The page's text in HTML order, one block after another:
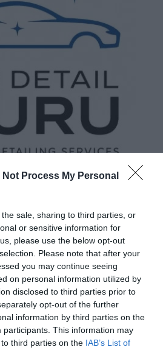
Not Process My Personal
sale, sharing to third parties, or
or sensitive information for
please use the below opt-out
Please note that after your
you may continue seeing
on personal information utilized by
disclosed to third parties prior to
opt-out of the further
information by third parties on the
participants. This information may
third parties on the IAB’s List of